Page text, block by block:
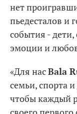
нет
пьедесталов и
события -
эмоции и
«Для насBala
семьи, спорта
чтобы каждый